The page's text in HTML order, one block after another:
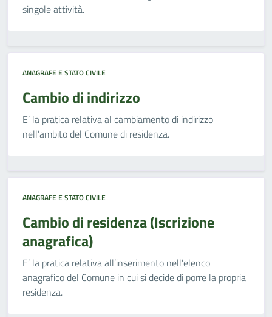
singole attività.
ANAGRAFE E STATO CIVILE
Cambio di indirizzo
E’ la pratica relativa al cambiamento di indirizzo
nell’ambito del Comune di residenza.
ANAGRAFE E STATO CIVILE
Cambio di residenza (Iscrizione
anagrafica)
E’ la pratica relativa all’inserimento nell’elenco
anagrafico del Comune in cui si decide di porre la propria
residenza.